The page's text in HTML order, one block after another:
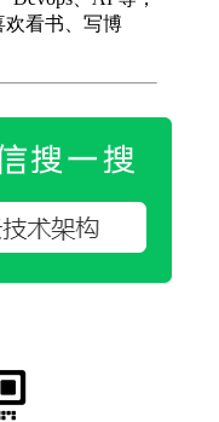
欢看书、写博